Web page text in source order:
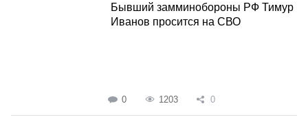
Бывший замминобороны РФ Тимур
Иванов просится на СВО
0 1203 0